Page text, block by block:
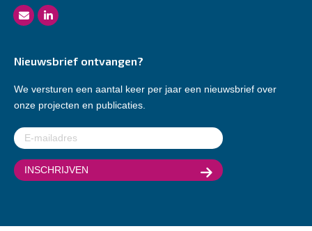
Nieuwsbrief ontvangen?
We versturen een aantal keer per jaar een nieuwsbrief over
onze projecten en publicaties.
E-
mailadres(Vereist)